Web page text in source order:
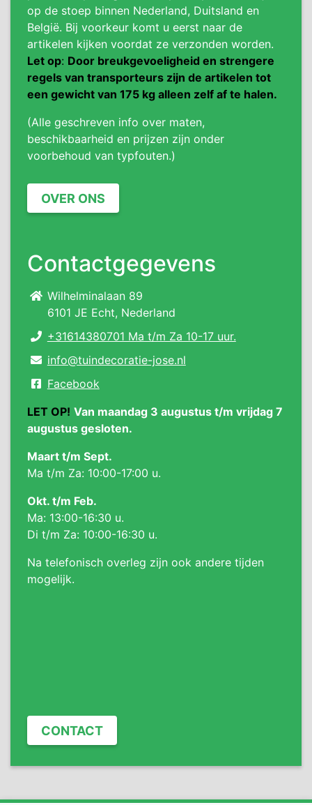
op de stoep binnen Nederland, Duitsland en
België. Bij voorkeur komt u eerst naar de
artikelen kijken voordat ze verzonden worden.
Let op: Door breukgevoeligheid en strengere
regels van transporteurs zijn de artikelen tot
een gewicht van 175 kg alleen zelf af te halen.
(Alle geschreven info over maten,
beschikbaarheid en prijzen zijn onder
voorbehoud van typfouten.)
OVER ONS
Contactgegevens
Wilhelminalaan 89
6101 JE Echt, Nederland
+31614380701 Ma t/m Za 10-17 uur.
info@tuindecoratie-jose.nl
Facebook
LET OP! Van maandag 3 augustus t/m vrijdag 7
augustus gesloten.
Maart t/m Sept.
Ma t/m Za: 10:00-17:00 u.
Okt. t/m Feb.
Ma: 13:00-16:30 u.
Di t/m Za: 10:00-16:30 u.
Na telefonisch overleg zijn ook andere tijden
mogelijk.
CONTACT